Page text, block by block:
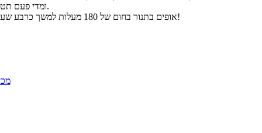
ומדי פעם תטבלו את הקורצן שלכם בקמח - זאת על מנת שהעיגול ייצא בצורה מושלמת ולא יידבק כלל לקורצן).
אופים בתנור בחום של 180 מעלות למשך כרבע שעה (תשמרו על הצבע הלבן של העוגייה). איך יודעים שמוכן? כשהעוגייה נפרדת בקלות מהתבנית!